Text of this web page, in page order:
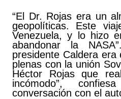
“El Dr. Rojas era un
geopolíticas. Este
Venezuela, y lo hizo
abandonar la
presidente Caldera era
plenas con la unión
Héctor Rojas que
incómodo”,
conversación con el